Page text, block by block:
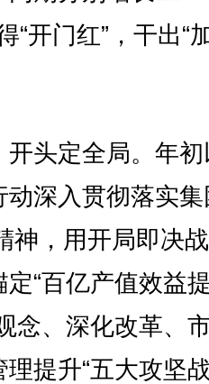
“开门红”，干出“
头定全局。年初
动深入贯彻落实
神，用开局即决
“百亿产值效益
念、深化改革、
提升“五大攻坚